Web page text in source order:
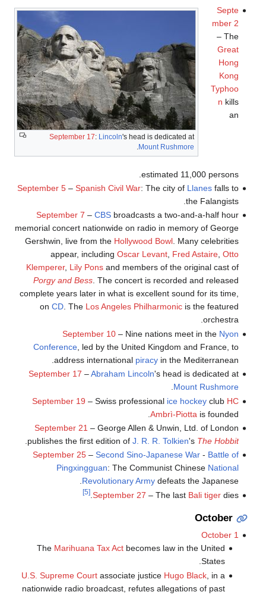
September 17: Lincoln's head is dedicated at
Mount Rushmore
.
Septe
mber 2
– The
Great
Hong
Kong
Typhoo
n kills
an
estimated 11,000 persons.
September 5– Spanish Civil War: The city of Llanesfalls to
the Falangists.
September 7 – CBSbroadcasts a two-and-a-half hour
memorial concert nationwide on radio in memory of George
Gershwin, live from the Hollywood Bowl. Many celebrities
appear, including Oscar Levant, Fred Astaire, Otto
Klemperer, Lily Ponsand members of the original cast of
Porgy and Bess. The concert is recorded and released
complete years later in what is excellent sound for its time,
on CD. The Los Angeles Philharmonicis the featured
orchestra.
September 10– Nine nations meet in the Nyon
Conference, led by the United Kingdom and France, to
address international piracyin the Mediterranean.
September 17 –Abraham Lincoln's head is dedicated at
Mount Rushmore
.
September 19 – Swiss professional ice hockeyclub HC
Ambrì-Piotta is founded.
September 21 – George Allen & Unwin, Ltd. of London
publishes the first edition of J. R. R. Tolkien's The Hobbit
September 25– Second Sino-Japanese War- Battle of
Pingxingguan: The Communist Chinese National
Revolutionary Armydefeats the Japanese.
September 27 – The last Bali tigerdies.
[5]
October
October 1
The Marihuana Tax Act becomes law in the United
States.
U.S. Supreme Court associate justice Hugo Black , in a
nationwide radio broadcast, refutes allegations of past